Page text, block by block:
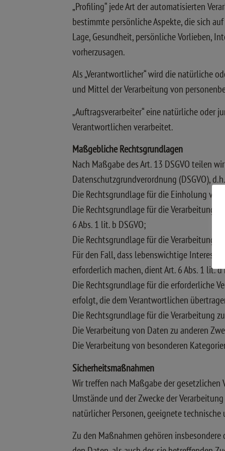
„Profiling“ jede Art der automatisierten
bestimmte persönliche Aspekte, die sich
Lage, Gesundheit, persönliche Vorlieben,
vorherzusagen.
Als „Verantwortlicher“ wird die natürliche
und Mittel der Verarbeitung von
„Auftragsverarbeiter“ eine natürliche oder
Verantwortlichen verarbeitet.
Maßgebliche Rechtsgrundlagen
Nach Maßgabe des Art. 13 DSGVO teilen
Datenschutzgrundverordnung (DSGVO),
Die Rechtsgrundlage für die Einholung von
Die Rechtsgrundlage für die Verarbeitung
6 Abs. 1 lit. b DSGVO;
Die Rechtsgrundlage für die Verarbeitung
Für den Fall, dass lebenswichtige
erforderlich machen, dient Art. 6 Abs. 1 lit.
Die Rechtsgrundlage für die erforderliche
erfolgt, die dem Verantwortlichen
Die Rechtsgrundlage für die Verarbeitung
Die Verarbeitung von Daten zu anderen
Die Verarbeitung von besonderen
Sicherheitsmaßnahmen
Wir treffen nach Maßgabe der
Umstände und der Zwecke der
natürlicher Personen, geeignete
Zu den Maßnahmen gehören